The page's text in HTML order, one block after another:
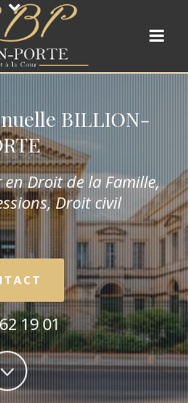
BILLION-
Droit de la Famille,
Droit civil
19 01